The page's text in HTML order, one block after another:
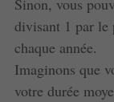
Sinon, vous
divisant 1 par le
chaque année.
Imaginons que
votre durée